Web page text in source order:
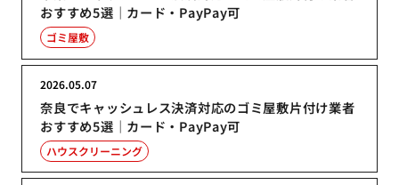
おすすめ5選｜カード・PayPay可
ゴミ屋敷
奈良でキャッシュレス決済対応のゴミ屋敷片付け業者
おすすめ5選｜カード・PayPay可
2026.05.07
ハウスクリーニング